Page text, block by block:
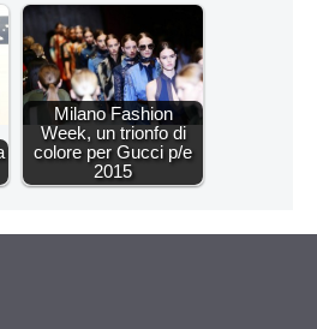
Milano Fashion
Week, un trionfo di
colore per Gucci p/e
2015